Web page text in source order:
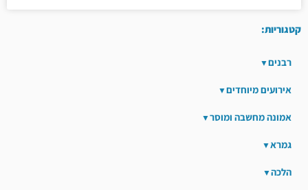
קטגוריות:
רבנים
אירועים מיוחדים
אמונה מחשבה ומוסר
גמרא
הלכה